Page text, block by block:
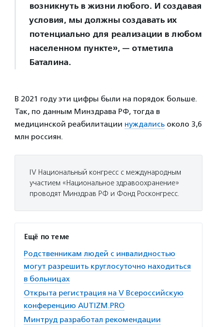
возникнуть в жизни любого. И создавая
условия, мы должны создавать их
потенциально для реализации в любом
населенном пункте», — отметила
Баталина.
В 2021 году эти цифры были на порядок больше.
Так, по данным Минздрава РФ, тогда в
медицинской реабилитации нуждались около 3,6
млн россиян.
IV Национальный конгресс с международным
участием «Национальное здравоохранение»
проводят Минздрав РФ и Фонд Росконгресс.
Ещё по теме
Родственникам людей с инвалидностью
могут разрешить круглосуточно находиться
в больницах
Открыта регистрация на V Всероссийскую
конференцию AUTIZM.PRO
Минтруд разработал рекомендации